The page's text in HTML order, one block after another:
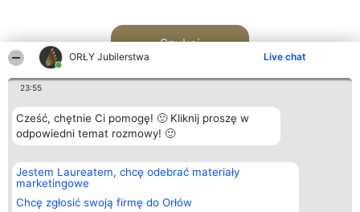
ORŁY Jubilerstwa Live chat
23:55
Cześć, chętnie Ci pomogę! 🙂 Kliknij proszę w
odpowiedni temat rozmowy! 🙂
Jestem Laureatem, chcę odebrać materiały
marketingowe
Chcę zgłosić swoją firmę do Orłów
Szukaj
Organizator plebiscytu
Bright Side Solutions sp. z o.
o. sp. k.
ul. Ruska 22
Wrocław 50-079
Plebiscyt
Laureaci
wszystkich
Laureatów
Kontakt
Kontakt